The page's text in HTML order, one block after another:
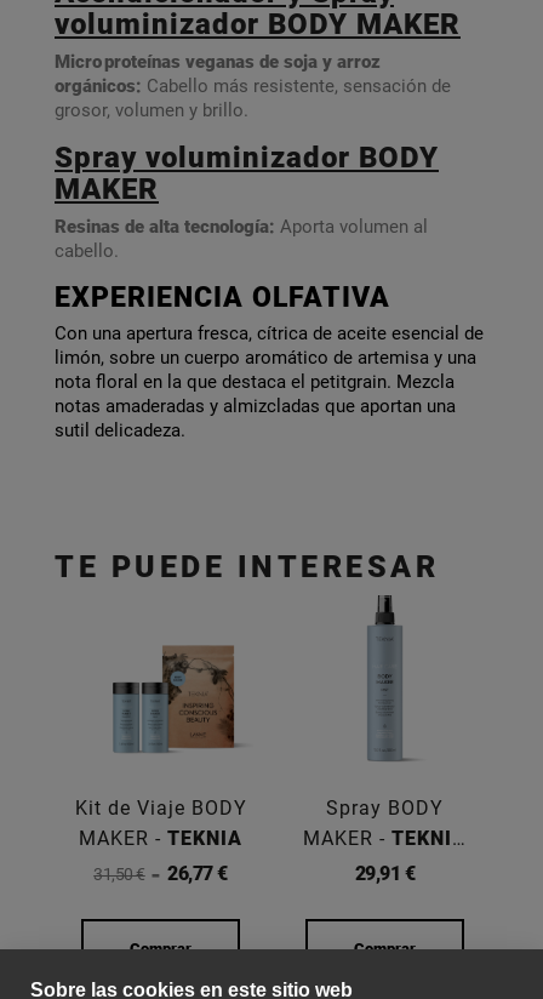
voluminizador BODY MAKER
Micro proteínas veganas de soja y arroz
orgánicos: Cabello más resistente, sensación de
grosor, volumen y brillo.
Spray voluminizador BODY
MAKER
Resinas de alta tecnología: Aporta volumen al
cabello.
EXPERIENCIA OLFATIVA
Con una apertura fresca, cítrica de aceite esencial de
limón, sobre un cuerpo aromático de artemisa y una
nota floral en la que destaca el petitgrain. Mezcla
notas amaderadas y almizcladas que aportan una
sutil delicadeza.
TE PUEDE INTERESAR
Kit de Viaje BODY
MAKER - TEKNIA
31,50 € 26,77 €
Comprar
Spray BODY
MAKER - TEKNIA
300ML
29,91 €
Comprar
Sobre las cookies en este sitio web